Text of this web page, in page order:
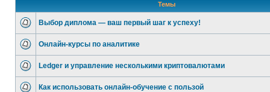
Темы
Выбор диплома — ваш первый шаг к успеху!
Онлайн-курсы по аналитике
Ledger и управление несколькими криптовалютами
Как использовать онлайн-обучение с пользой